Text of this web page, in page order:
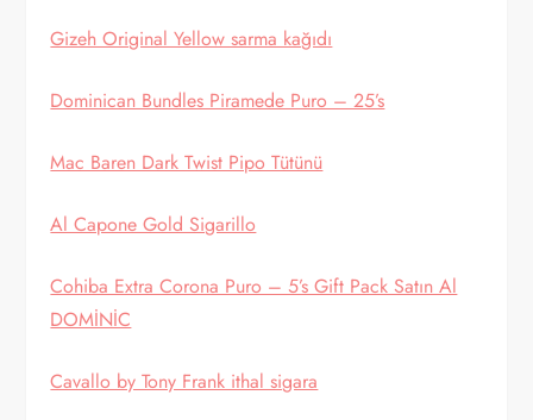
Gizeh Original Yellow sarma kağıdı
Dominican Bundles Piramede Puro – 25’s
Mac Baren Dark Twist Pipo Tütünü
Al Capone Gold Sigarillo
Cohiba Extra Corona Puro – 5’s Gift Pack Satın Al
DOMİNİC
Cavallo by Tony Frank ithal sigara